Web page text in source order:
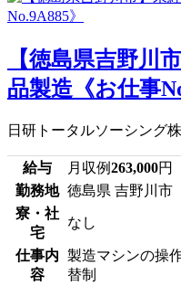
【徳島県吉野川
品製造《お仕事
日研トータルソーシング
給与 月収例263,000円
勤務地 徳島県 吉野川市
寮・社
宅
なし
仕事内
容
製造マシンの操
替制